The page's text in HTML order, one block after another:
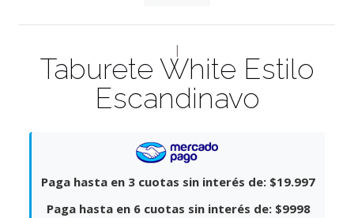
|
Taburete White Estilo
Escandinavo
Paga hasta en 3 cuotas sin interés de: $19.997
Paga hasta en 6 cuotas sin interés de: $9998